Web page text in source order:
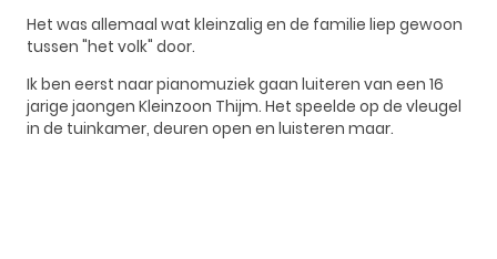
Het was allemaal wat kleinzalig en de familie liep gewoon
tussen "het volk" door.
Ik ben eerst naar pianomuziek gaan luiteren van een 16
jarige jaongen Kleinzoon Thijm. Het speelde op de vleugel
in de tuinkamer, deuren open en luisteren maar.